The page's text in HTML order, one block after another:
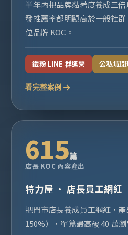
半年內把品牌黏著度養成三
發推薦率都明顯高於一般社
位品牌 KOC。
鐵粉 LINE 群運營 公私域
看完整案例
615篇
店長 KOC 內容產出
特力屋 · 店長員工網紅
把門市店長養成員工網紅，
150%），單篇最高破 40 萬